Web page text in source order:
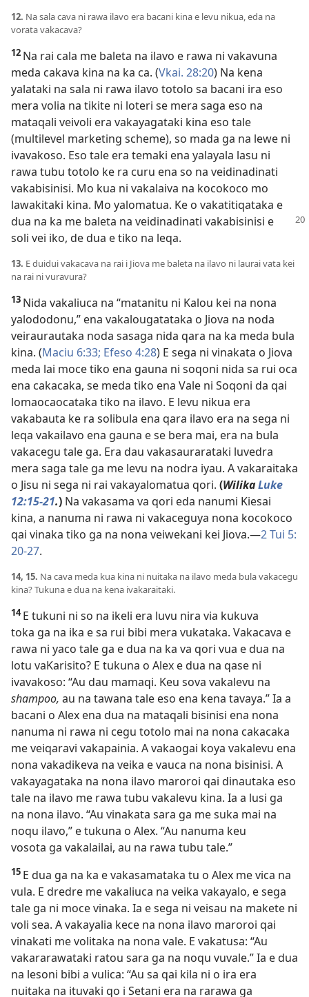
12. Na sala cava ni rawa ilavo era bacani kina e levu nikua, eda na
vorata vakacava?
12 Na rai cala me baleta na ilavo e rawa ni vakavuna
meda cakava kina na ka ca. (Vkai. 28:20) Na kena
yalataki na sala ni rawa ilavo totolo sa bacani ira eso
mera volia na tikite ni loteri se mera saga eso na
mataqali veivoli era vakayagataki kina eso tale
(multilevel marketing scheme), so mada ga na lewe ni
ivavakoso. Eso tale era temaki ena yalayala lasu ni
rawa tubu totolo ke ra curu ena so na veidinadinati
vakabisinisi. Mo kua ni vakalaiva na kocokoco mo
lawakitaki kina. Mo yalomatua. Ke o vakatitiqataka e
dua na ka me baleta na veidinadinati vakabisinisi e
soli vei iko, de dua e tiko na leqa.
13. E duidui vakacava na rai i Jiova me baleta na ilavo ni laurai vata kei
na rai ni vuravura?
13 Nida vakaliuca na “matanitu ni Kalou kei na nona
yalododonu,” ena vakalougatataka o Jiova na noda
veiraurautaka noda sasaga nida qara na ka meda bula
kina. (Maciu 6:33; Efeso 4:28) E sega ni vinakata o Jiova
meda lai moce tiko ena gauna ni soqoni nida sa rui oca
ena cakacaka, se meda tiko ena Vale ni Soqoni da qai
lomaocaocataka tiko na ilavo. E levu nikua era
vakabauta ke ra solibula ena qara ilavo era na sega ni
leqa vakailavo ena gauna e se bera mai, era na bula
vakacegu tale ga. Era dau vakasaurarataki luvedra
mera saga tale ga me levu na nodra iyau. A vakaraitaka
o Jisu ni sega ni rai vakayalomatua qori. (WilikaLuke
12:​15-21.) Na vakasama va qori eda nanumi Kiesai
kina, a nanuma ni rawa ni vakaceguya nona kocokoco
qai vinaka tiko ga na nona veiwekani kei Jiova.​—2 Tui 5:​
20-27.
14, 15. Na cava meda kua kina ni nuitaka na ilavo meda bula vakacegu
kina? Tukuna e dua na kena ivakaraitaki.
14E tukuni ni so na ikeli era luvu nira via kukuva
toka ga na ika e sa rui bibi mera vukataka. Vakacava e
rawa ni yaco tale ga e dua na ka va qori vua e dua na
lotu vaKarisito? E tukuna o Alex e dua na qase ni
ivavakoso: “Au dau mamaqi. Keu sova vakalevu na
shampoo, au na tawana tale eso ena kena tavaya.” Ia a
bacani o Alex ena dua na mataqali bisinisi ena nona
nanuma ni rawa ni cegu totolo mai na nona cakacaka
me veiqaravi vakapainia. A vakaogai koya vakalevu ena
nona vakadikeva na veika e vauca na nona bisinisi. A
vakayagataka na nona ilavo maroroi qai dinautaka eso
tale na ilavo me rawa tubu vakalevu kina. Ia a lusi ga
na nona ilavo. “Au vinakata sara ga me suka mai na
noqu ilavo,” e tukuna o Alex. “Au nanuma keu
vosota ga vakalailai, au na rawa tubu tale.”
15 E dua ga na ka e vakasamataka tu o Alex me vica na
vula. E dredre me vakaliuca na veika vakayalo, e sega
tale ga ni moce vinaka. Ia e sega ni veisau na makete ni
voli sea. A vakayalia kece na nona ilavo maroroi qai
vinakati me volitaka na nona vale. E vakatusa: “Au
vakararawataki ratou sara ga na noqu vuvale.” Ia e dua
na lesoni bibi a vulica: “Au sa qai kila ni o ira era
nuitaka na ituvaki qo i Setani era na rarawa ga